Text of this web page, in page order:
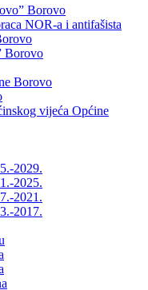
Borovo
NOR-a i antifašista
Borovo
Borovo
vijeća Općine
2029.
2025.
2021.
2017.